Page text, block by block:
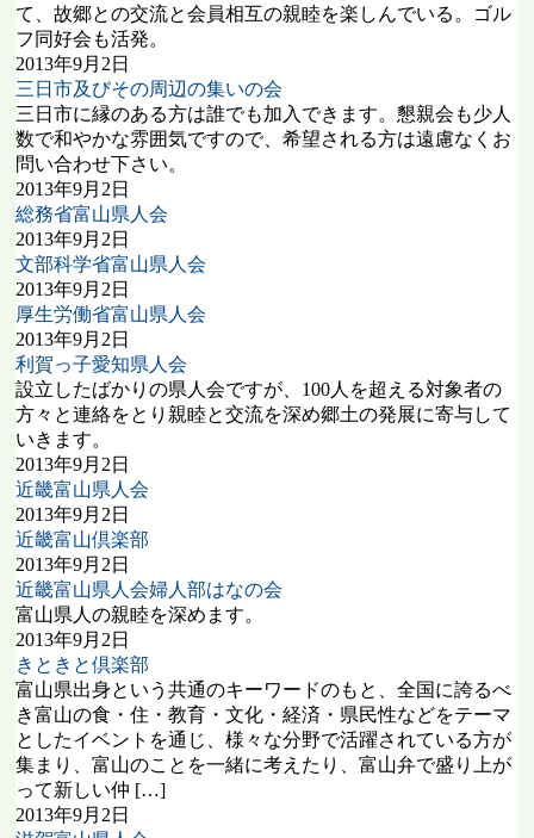
て、故郷との交流と会員相互の親睦を楽しんでいる。ゴル
フ同好会も活発。
2013年9月2日
三日市及びその周辺の集いの会
三日市に縁のある方は誰でも加入できます。懇親会も少人
数で和やかな雰囲気ですので、希望される方は遠慮なくお
問い合わせ下さい。
2013年9月2日
総務省富山県人会
2013年9月2日
文部科学省富山県人会
2013年9月2日
厚生労働省富山県人会
2013年9月2日
利賀っ子愛知県人会
設立したばかりの県人会ですが、100人を超える対象者の
方々と連絡をとり親睦と交流を深め郷土の発展に寄与して
いきます。
2013年9月2日
近畿富山県人会
2013年9月2日
近畿富山倶楽部
2013年9月2日
近畿富山県人会婦人部はなの会
富山県人の親睦を深めます。
2013年9月2日
きときと倶楽部
富山県出身という共通のキーワードのもと、全国に誇るべ
き富山の食・住・教育・文化・経済・県民性などをテーマ
としたイベントを通じ、様々な分野で活躍されている方が
集まり、富山のことを一緒に考えたり、富山弁で盛り上が
って新しい仲 […]
2013年9月2日